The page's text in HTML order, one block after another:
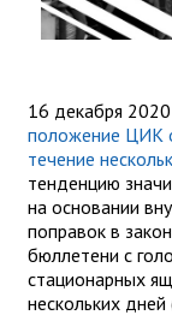
16 декабря
положение ЦИК
течение
тенденцию
на основании
поправок в
бюллетени с
стационарных
нескольких